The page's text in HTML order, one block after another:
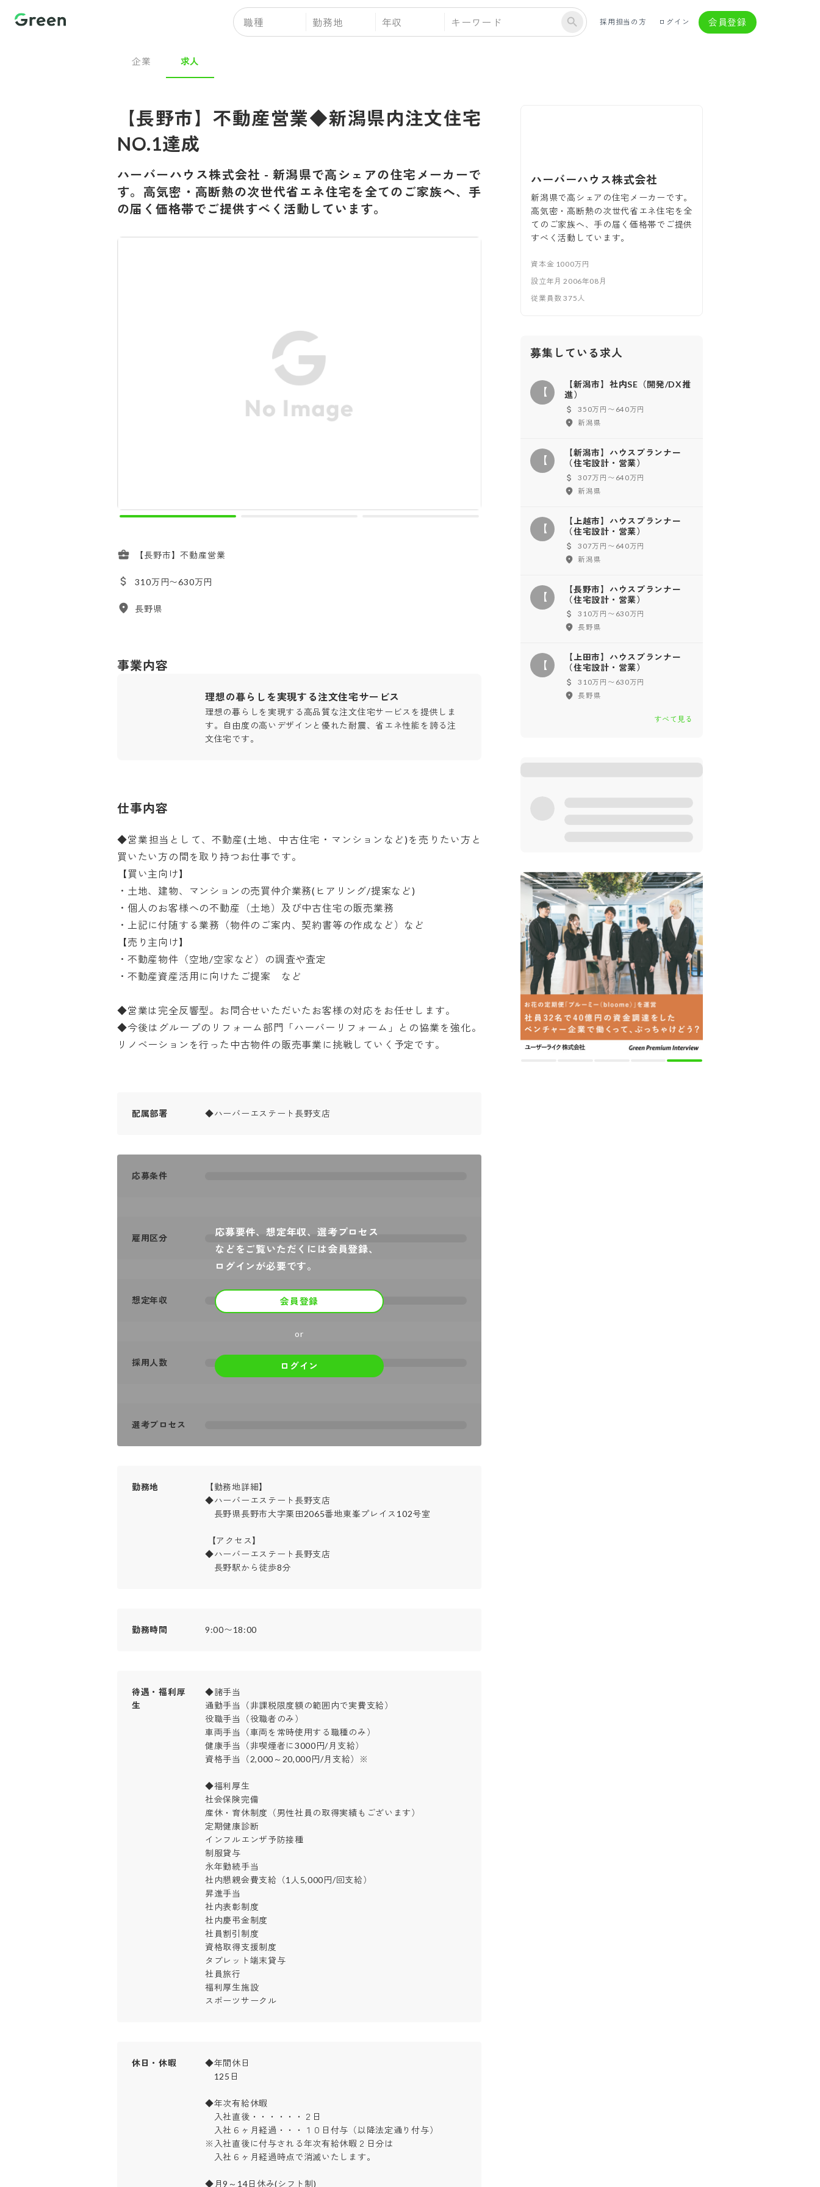
職種 勤務地 年収 採用担当の方 ログイン 会員登録
企業 求人
【長野市】不動産営業◆新潟県内注文住宅
NO.1達成
ハーバーハウス株式会社 - 新潟県で高シェアの住宅メーカーで
す。高気密・高断熱の次世代省エネ住宅を全てのご家族へ、手
の届く価格帯でご提供すべく活動しています。
【長野市】不動産営業
310万円〜630万円
長野県
事業内容
理想の暮らしを実現する注文住宅サービス
理想の暮らしを実現する高品質な注文住宅サービスを提供しま
す。自由度の高いデザインと優れた耐震、省エネ性能を誇る注
文住宅です。
仕事内容
◆営業担当として、不動産(土地、中古住宅・マンションなど)を売りたい方と
買いたい方の間を取り持つお仕事です。
【買い主向け】
・土地、建物、マンションの売買仲介業務(ヒアリング/提案など)
・個人のお客様への不動産（土地）及び中古住宅の販売業務
・上記に付随する業務（物件のご案内、契約書等の作成など）など
【売り主向け】
・不動産物件（空地/空家など）の調査や査定
・不動産資産活用に向けたご提案　など
◆営業は完全反響型。お問合せいただいたお客様の対応をお任せします。
◆今後はグループのリフォーム部門「ハーバーリフォーム」との協業を強化。
リノベーションを行った中古物件の販売事業に挑戦していく予定です。
配属部署 ◆ハーバーエステート長野支店
応募要件、想定年収、選考プロセス
などをご覧いただくには会員登録、
ログインが必要です。
会員登録
or
ログイン
応募条件
雇用区分
想定年収
採用人数
選考プロセス
勤務地
【勤務地詳細】
◆ハーバーエステート長野支店
長野県長野市大字栗田2065番地東峯プレイス102号室
◆ハーバーエステート長野支店
長野駅から徒歩8分
勤務時間 9:00〜18:00
待遇・福利厚
生
◆諸手当
通勤手当（非課税限度額の範囲内で実費支給）
役職手当（役職者のみ）
車両手当（車両を常時使用する職種のみ）
健康手当（非喫煙者に3000円/月支給）
資格手当（2,000～20,000円/月支給）※
◆福利厚生
社会保険完備
産休・育休制度（男性社員の取得実績もございます）
定期健康診断
インフルエンザ予防接種
制服貸与
永年勤続手当
社内懇親会費支給（1人5,000円/回支給）
昇進手当
社内表彰制度
社内慶弔金制度
社員割引制度
資格取得支援制度
タブレット端末貸与
社員旅行
福利厚生施設
スポーツサークル
休日・休暇
◆年間休日
125日
◆年次有給休暇
入社直後・・・・・・２日
入社６ヶ月経過・・・１０日付与（以降法定通り付与）
※入社直後に付与される年次有給休暇２日分は
入社６ヶ月経過時点で消滅いたします。
◆月9～14日休み(シフト制)
ハーバーハウス株式会社
新潟県で高シェアの住宅メーカーです。
高気密・高断熱の次世代省エネ住宅を全
てのご家族へ、手の届く価格帯でご提供
すべく活動しています。
資本金 1000万円
設立年月 2006年08月
従業員数375 人
募集している求人
【
【新潟市】社内SE（開発/DX推
進）
350万円〜640万円
新潟県
【
【新潟市】ハウスプランナー
（住宅設計・営業）
307万円〜640万円
新潟県
【
【上越市】ハウスプランナー
（住宅設計・営業）
307万円〜640万円
新潟県
【
【長野市】ハウスプランナー
（住宅設計・営業）
310万円〜630万円
長野県
【
【上田市】ハウスプランナー
（住宅設計・営業）
310万円〜630万円
長野県
すべて見る